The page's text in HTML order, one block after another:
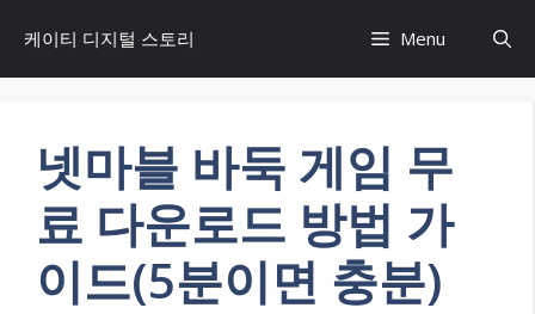
츠
케이티 디지털 스토리 Menu
넷마블 바둑 게임 무
료 다운로드 방법 가
이드(5분이면 충분)